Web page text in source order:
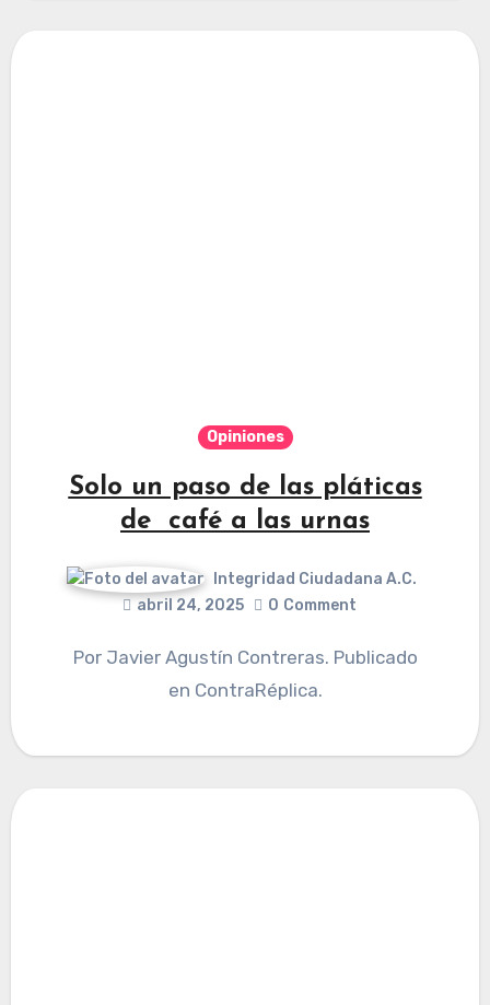
Opiniones
Solo un paso de las pláticas
de café a las urnas
Integridad Ciudadana A.C.
abril 24, 2025
0 Comment
Por Javier Agustín Contreras. Publicado
en ContraRéplica.